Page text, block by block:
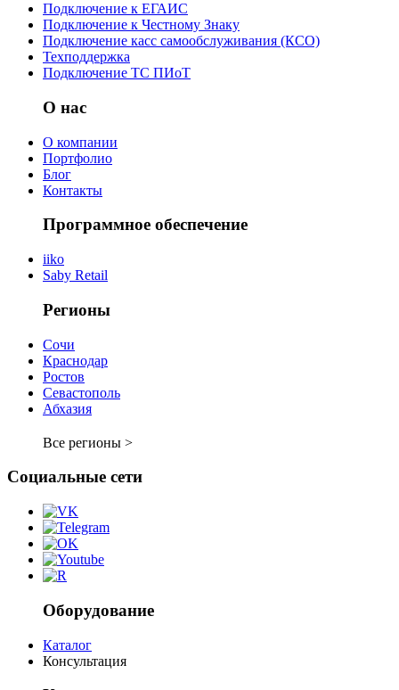
Подключение к ЕГАИС
Подключение к Честному Знаку
Подключение касс самообслуживания (КСО)
Техподдержка
Подключение ТС ПИоТ
О нас
О компании
Портфолио
Блог
Контакты
Программное обеспечение
iiko
Saby Retail
Регионы
Сочи
Краснодар
Ростов
Севастополь
Абхазия
Все регионы >
Социальные сети
Оборудование
Каталог
Консультация